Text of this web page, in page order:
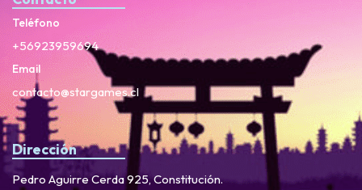
Teléfono
+56923959694
Email
contacto@stargames.cl
Dirección
Pedro Aguirre Cerda 925, Constitución.